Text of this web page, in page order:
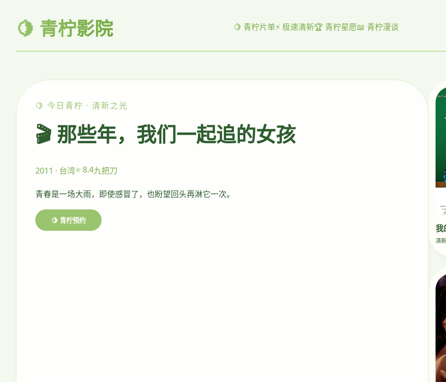
🍋 青柠影院 🍋 青柠片单⚡ 极速清新🏆 青柠星愿📖 青柠漫谈
🍋 今日青柠 · 清新之光
🎬 那些年，我们一起追的女孩
2011 · 台湾⭐ 8.4九把刀
青春是一场大雨，即使感冒了，也盼望回头再淋它一次。
🍋 青柠预约
我
清